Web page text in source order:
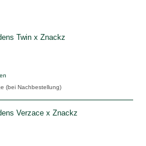
Twin x Znackz
(bei Nachbestellung)
Verzace x Znackz